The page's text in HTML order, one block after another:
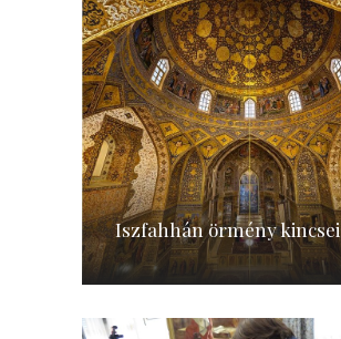
Iszfahhán örmény kincsei